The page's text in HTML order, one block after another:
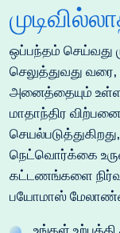
ஒப்பந்தம் செய்வது
செலுத்துவது
அனைத்தையும்
மாதாந்திர
நெட்வொர்க்கை
கட்டணங்களை
பயோமாஸ்
உங்கள் உற்பத்தி